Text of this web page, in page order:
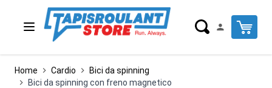
Salta al contenuto
Cart
Home Cardio
Bici da spinning
Bici da spinning con freno magnetico